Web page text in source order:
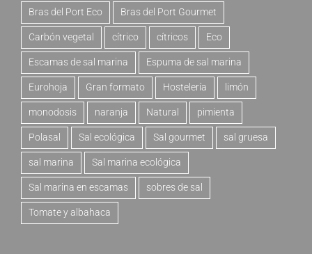
Bras del Port Eco Bras del Port Gourmet
Carbón vegetal cítrico cítricos Eco
Escamas de sal marina Espuma de sal marina
Eurohoja Gran formato Hostelería limón
monodosis naranja Natural pimienta
Polasal Sal ecológica Sal gourmet sal gruesa
sal marina Sal marina ecológica
Sal marina en escamas sobres de sal
Tomate y albahaca